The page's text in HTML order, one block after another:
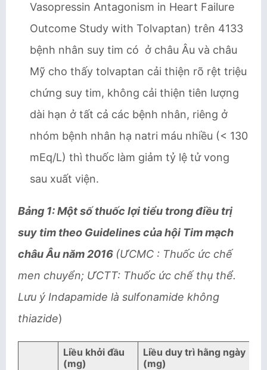
Vasopressin Antagonism in Heart Failure
Outcome Study with Tolvaptan) trên 4133
bệnh nhân suy tim có ở châu Âu và châu
Mỹ cho thấy tolvaptan cải thiện rõ rệt triệu
chứng suy tim, không cải thiện tiên lượng
dài hạn ở tất cả các bệnh nhân, riêng ở
nhóm bệnh nhân hạ natri máu nhiều (< 130
mEq/L) thì thuốc làm giảm tỷ lệ tử vong
sau xuất viện.
Bảng 1: Một số thuốc lợi tiểu trong điều trị
suy tim theo Guidelines của hội Tim mạch
châu Âu năm 2016 (ƯCMC : Thuốc ức chế
men chuyển; ƯCTT: Thuốc ức chế thụ thể.
Lưu ý Indapamide là sulfonamide không
thiazide)
Liều khởi đầu
(mg)
Liều duy trì hằng ngày
(mg)